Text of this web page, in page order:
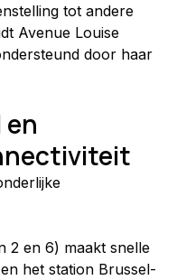
tot andere
Avenue Louise
door haar
2 en 6) maakt snelle
het station Brussel-